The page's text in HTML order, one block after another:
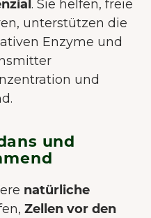
. Sie helfen, freie
unterstützen die
Enzyme und
und
und
natürliche
Zellen vor den